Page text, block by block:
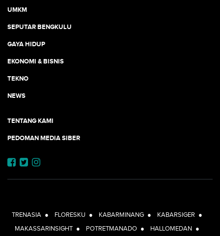
UMKM
SEPUTAR BENGKULU
GAYA HIDUP
EKONOMI & BISNIS
TEKNO
NEWS
TENTANG KAMI
PEDOMAN MEDIA SIBER
TRENASIA ● FLORESKU ● KABARMINANG ● KABARSIGER ●
MAKASSARINSIGHT ● POTRETMANADO ● HALLOMEDAN ●